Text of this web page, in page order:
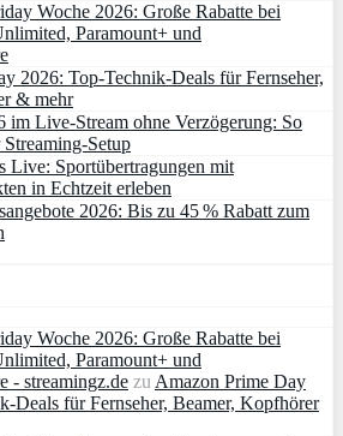
Woche 2026: Große Rabatte bei
Paramount+ und
2026: Top-Technik-Deals für Fernseher,
& mehr
im Live-Stream ohne Verzögerung: So
Setup
Live: Sportübertragungen mit
in Echtzeit erleben
2026: Bis zu 45 % Rabatt zum
Woche 2026: Große Rabatte bei
Paramount+ und
- streamingz.de zuAmazon Prime Day
Deals für Fernseher, Beamer, Kopfhörer